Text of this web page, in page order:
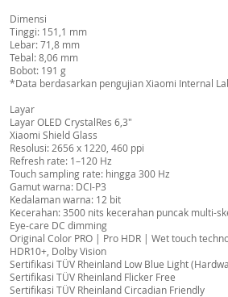
Dimensi
Tinggi: 151,1 mm
Lebar: 71,8 mm
Tebal: 8,06 mm
Bobot: 191 g
*Data berdasarkan pengujian Xiaomi Internal
Layar
Layar OLED CrystalRes 6,3"
Xiaomi Shield Glass
Resolusi: 2656 x 1220, 460 ppi
Refresh rate: 1–120 Hz
Touch sampling rate: hingga 300 Hz
Gamut warna: DCI-P3
Kedalaman warna: 12 bit
Kecerahan: 3500 nits kecerahan puncak multi-
Eye-care DC dimming
Original Color PRO | Pro HDR | Wet touch
HDR10+, Dolby Vision
Sertifikasi TÜV Rheinland Low Blue Light
Sertifikasi TÜV Rheinland Flicker Free
Sertifikasi TÜV Rheinland Circadian Friendly